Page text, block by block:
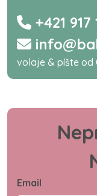
+421 917
volaje & píšte od
Email